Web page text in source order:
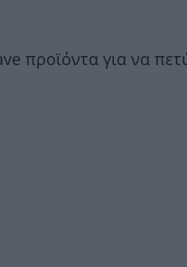
προϊόντα για να